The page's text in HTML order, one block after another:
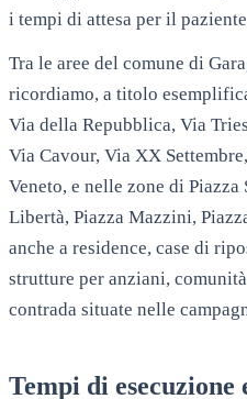
i tempi di attesa per il
Tra le aree del comune di
ricordiamo, a titolo
Via della Repubblica, Via
Via Cavour, Via XX
Veneto, e nelle zone di Piazza
Libertà, Piazza Mazzini,
anche a residence, case di
strutture per anziani,
contrada situate nelle
Tempi di esecuzione